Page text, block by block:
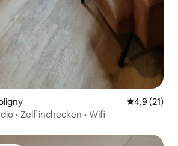
4,9 (21)
• Zelf inchecken • Wifi